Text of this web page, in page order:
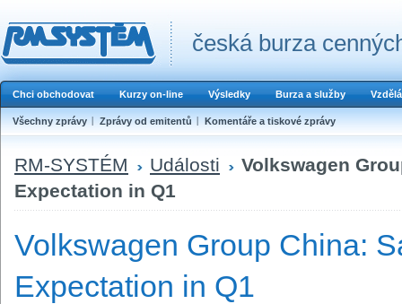
česká burza
Chci obchodovat Kurzy on-line Výsledky Burza a služby
Všechny zprávy Zprávy od emitentů Komentáře a tiskové zprávy
RM-SYSTÉM Události
Volkswagen
Expectation in Q1
Volkswagen Group China:
Expectation in Q1